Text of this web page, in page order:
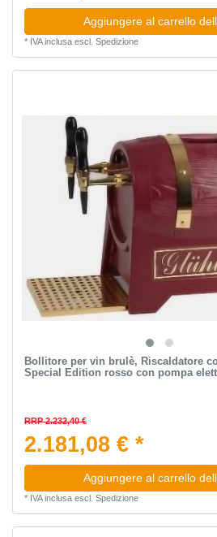
Aggiungere al carrello
* IVA inclusaescl. Spedizione
Bollitore per vin brulè, Riscaldatore
Special Edition rosso con pompa
RRP 2.232,40 €
2.181,08 € *
Aggiungere al carrello
* IVA inclusaescl. Spedizione